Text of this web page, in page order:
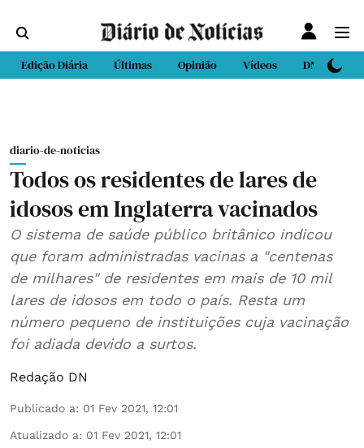
Edição Diária Últimas Opinião Vídeos DN Sport
diario-de-noticias
Todos os residentes de lares de
idosos em Inglaterra vacinados
O sistema de saúde público britânico indicou
que foram administradas vacinas a "centenas
de milhares" de residentes em mais de 10 mil
lares de idosos em todo o país. Resta um
número pequeno de instituições cuja vacinação
foi adiada devido a surtos.
Redação DN
Publicado a: 01 Fev 2021, 12:01
Atualizado a: 01 Fev 2021, 12:01